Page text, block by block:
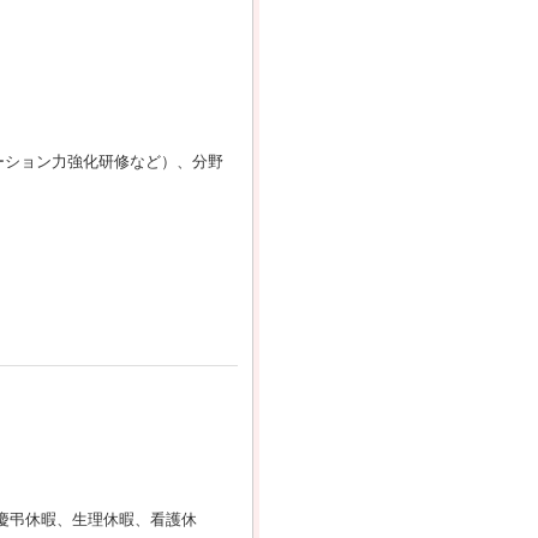
ョン力強化研修など）、分野
弔休暇、生理休暇、看護休